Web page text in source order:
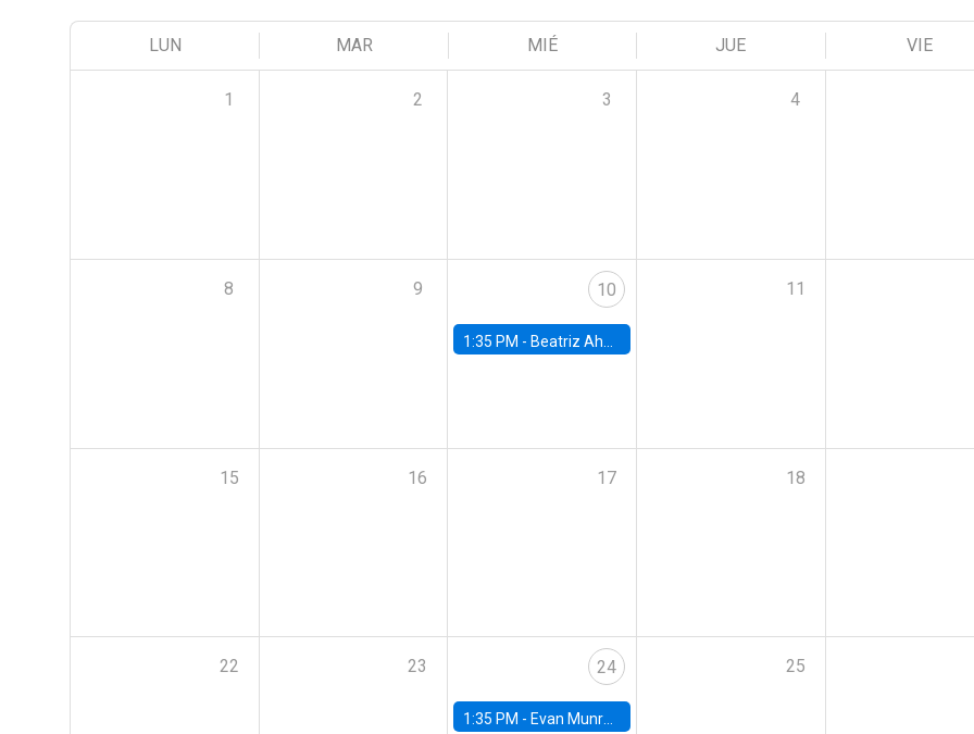
LUN MAR MIÉ JUE VIE
1 2 3 4
8 9 10
1:35 PM - Beatriz Ahumada, PhD candidate, Universidad de Pittsburgh
11
15 16 17 18
22 23 24
1:35 PM - Evan Munro, Neyman Visiting Assistant Professor in the Department of Statistics at UC Berkeley
25